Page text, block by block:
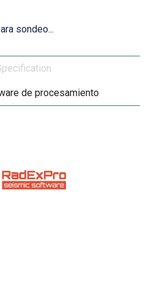
sondeo...
de procesamiento